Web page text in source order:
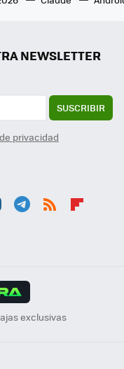
NEWSLETTER
SUSCRIBIR
privacidad
exclusivas